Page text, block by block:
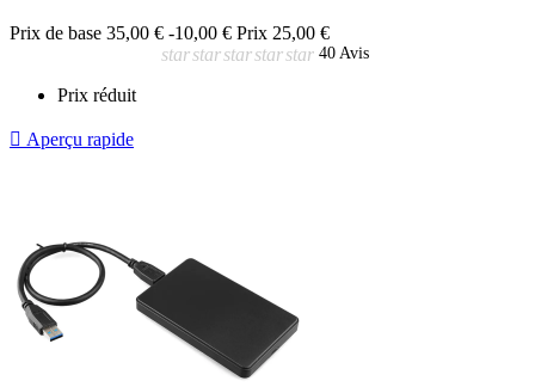
Prix de base 35,00 € -10,00 € Prix 25,00 €
starstarstarstarstar 40 Avis
Prix réduit
 Aperçu rapide